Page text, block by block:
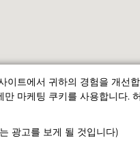
(부티크호텔 세븐데이즈) , 프
이트에서 귀하의 경험을 개선
마케팅 쿠키를 사용합니다.
광고를 보게 될 것입니다)